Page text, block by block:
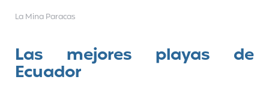
La Mina Paracas
Las mejores playas de
Ecuador